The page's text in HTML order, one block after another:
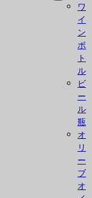
ワ
イ
ン
ボ
ト
ル
ビ
ー
ル
瓶
オ
リ
ー
ブ
オ